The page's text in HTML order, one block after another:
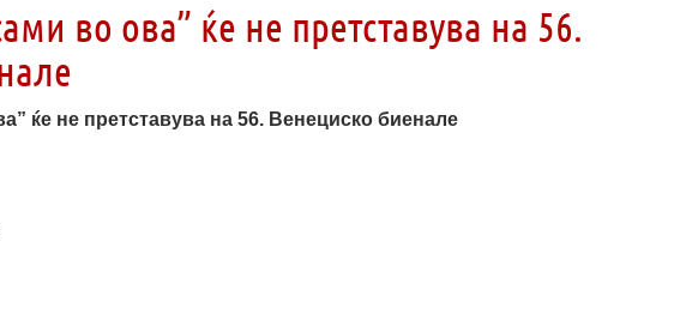
во ова” ќе не претставува на 56.
ќе не претставува на 56. Венециско биенале